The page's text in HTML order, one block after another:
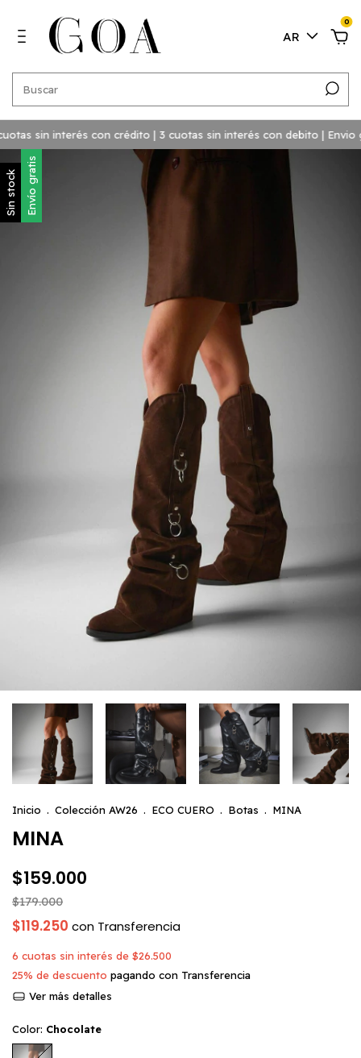
AR
0
sin interés con crédito | 3 cuotas sin interés con debito | Envio
Sin stock Envío gratis
Inicio . Colección AW26 . ECO CUERO . Botas . MINA
MINA
$159.000
$179.000
$119.250 con Transferencia
6 cuotas sin interés de $26.500
25% de descuento pagando con Transferencia
Ver más detalles
Color: Chocolate